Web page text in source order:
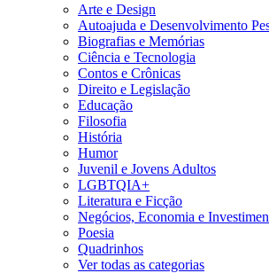
Arte e Design
Autoajuda e Desenvolvimento
Biografias e Memórias
Ciência e Tecnologia
Contos e Crônicas
Direito e Legislação
Educação
Filosofia
História
Humor
Juvenil e Jovens Adultos
LGBTQIA+
Literatura e Ficção
Negócios, Economia e
Poesia
Quadrinhos
Ver todas as categorias